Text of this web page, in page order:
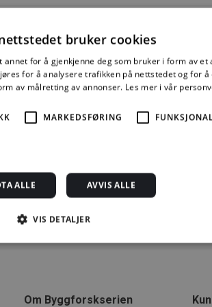
i bygninger
Om Byggforskserien
bruker cookies
for å gjenkjenne deg som bruker i form av et
for å analysere trafikken på nettstedet og for å
av målretting av annonser. Les mer i vår
MARKEDSFØRING
ALLE AVVIS ALLE
VIS DETALJER
på nettstedet, som brukerinnlogging og